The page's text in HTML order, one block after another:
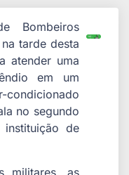
Bombeiros
tarde desta
atender uma
em um
no segundo
instituição de
militares, as